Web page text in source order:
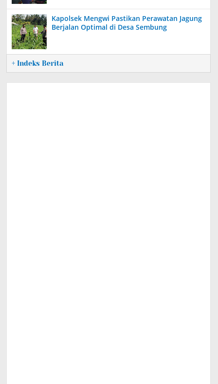
Kapolsek Mengwi Pastikan Perawatan Jagung
Berjalan Optimal di Desa Sembung
+ Indeks Berita